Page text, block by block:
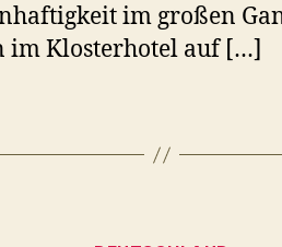
im großen
im Klosterhotel auf […]
Kategorien